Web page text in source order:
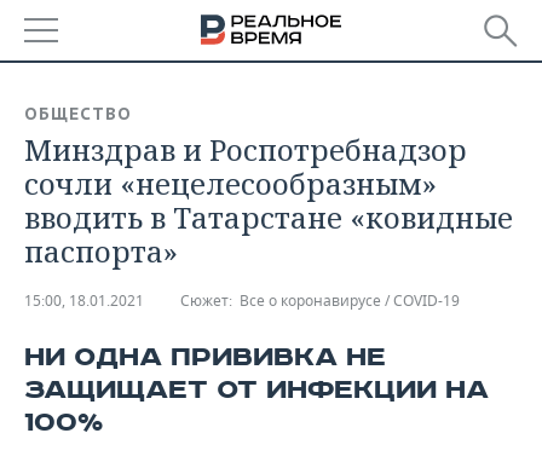
БАШКОРТОСТАН
ТАТАРСТАН
УДМУРТИЯ
НОВОСТИ
АНАЛИТИКА
НОВОСТИ АНАЛИТИКИ
ДЕКЛАРАЦИИ О ДОХОДАХ
КОРОЛИ ГОСЗАКАЗА ПФО
ВУЗЫ ТАТАРСТАНА
ЭКОНОМИКА
НОВОСТИ ЭКОНОМИКИ
ФИНАНСЫ
БАНКИ
ПРОМЫШЛЕННОСТЬ
НОВОСТИ
ПРОМЫШЛЕННОСТИ
АГРОПРОМ
НЕДВИЖИМОСТЬ
НОВОСТИ НЕДВИЖИМОСТИ
АВТО
ОБЩЕСТВО
Минздрав и Роспотребнадзор
сочли «нецелесообразным»
вводить в Татарстане «ковидные
паспорта»
15:00, 18.01.2021 Сюжет: Все о коронавирусе / COVID-19
НИ ОДНА ПРИВИВКА НЕ
ЗАЩИЩАЕТ ОТ ИНФЕКЦИИ НА
100%